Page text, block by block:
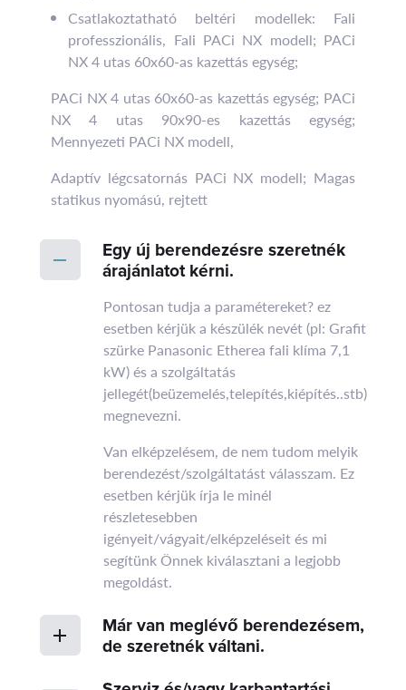
Csatlakoztatható beltéri modellek: Fali
professzionális, Fali PACi NX modell; PACi
NX 4 utas 60x60-as kazettás egység;
PACi NX 4 utas 60x60-as kazettás egység; PACi
NX 4 utas 90x90-es kazettás egység;
Mennyezeti PACi NX modell,
Adaptív légcsatornás PACi NX modell; Magas
statikus nyomású, rejtett
Egy új berendezésre szeretnék
árajánlatot kérni.
Pontosan tudja a paramétereket? ez
esetben kérjük a készülék nevét (pl: Grafit
szürke Panasonic Etherea fali klíma 7,1
kW) és a szolgáltatás
jellegét(beüzemelés,telepítés,kiépítés..stb)
megnevezni.
Van elképzelésem, de nem tudom melyik
berendezést/szolgáltatást válasszam. Ez
esetben kérjük írja le minél
részletesebben
igényeit/vágyait/elképzeléseit és mi
segítünk Önnek kiválasztani a legjobb
megoldást.
Már van meglévő berendezésem,
de szeretnék váltani.